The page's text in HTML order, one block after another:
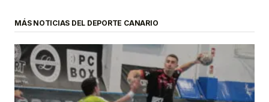
MÁS NOTICIAS DEL DEPORTE CANARIO